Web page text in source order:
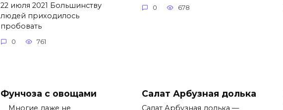
22 июля 2021 Большинству
людей приходилось
пробовать
0 761
0 678
Фунчоза с овощами
Многие даже не
Салат Арбузная долька
Салат Арбузная долька —